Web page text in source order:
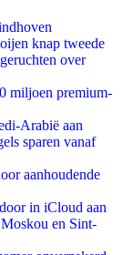
knap tweede
over
miljoen premium-
Arabië aan
sparen vanaf
aanhoudende
in iCloud aan
en Sint-